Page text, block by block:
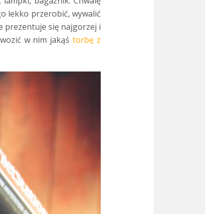
lekko przerobić, wywalić
prezentuje się najgorzej i
w nim jakąśtorbę z